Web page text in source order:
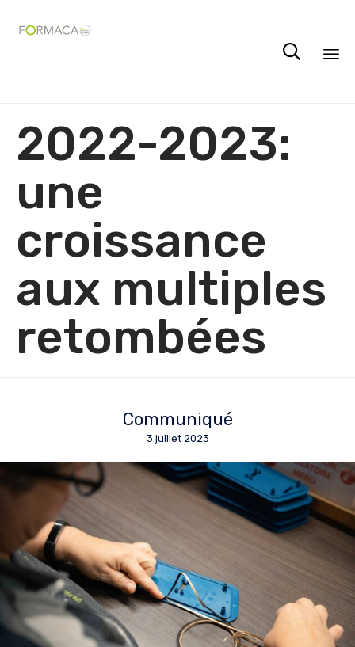

2022-2023:
une
croissance
aux multiples
retombées
Communiqué
3 juillet 2023